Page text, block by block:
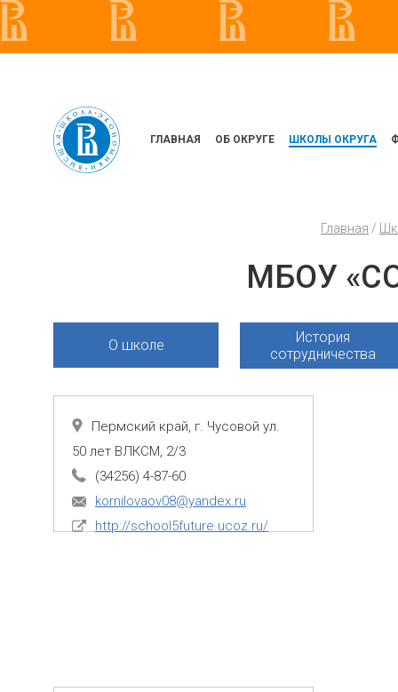
ГЛАВНАЯ ОБ ОКРУГЕ ШКОЛЫ ОКРУГА
Главная /
МБОУ
О школе
История
сотрудничества
Пермский край, г. Чусовой ул.
50 лет ВЛКСМ, 2/3
(34256) 4-87-60
kornilovaov08@yandex.ru
http://school5future.ucoz.ru/